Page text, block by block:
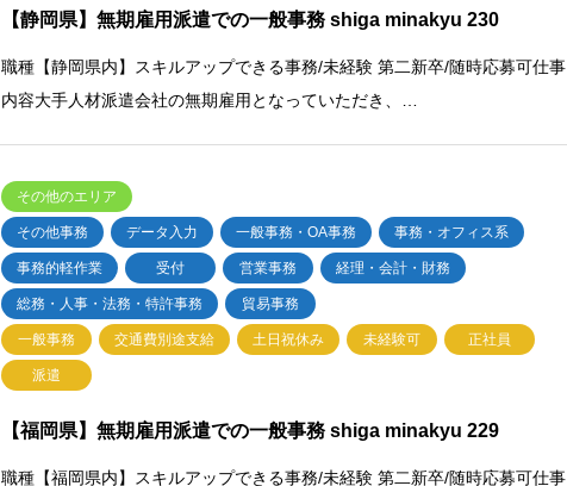
【静岡県】無期雇用派遣での一般事務 shiga minakyu 230
職種【静岡県内】スキルアップできる事務/未経験 第二新卒/随時応募可仕事
内容大手人材派遣会社の無期雇用となっていただき、…
その他のエリア
その他事務 データ入力 一般事務・OA事務 事務・オフィス系
事務的軽作業 受付 営業事務 経理・会計・財務
総務・人事・法務・特許事務 貿易事務
一般事務 交通費別途支給 土日祝休み 未経験可 正社員
派遣
【福岡県】無期雇用派遣での一般事務 shiga minakyu 229
職種【福岡県内】スキルアップできる事務/未経験 第二新卒/随時応募可仕事